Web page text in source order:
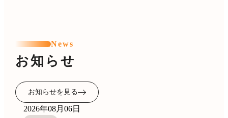
News
お知らせ
お知らせを見る
2026年08月06日